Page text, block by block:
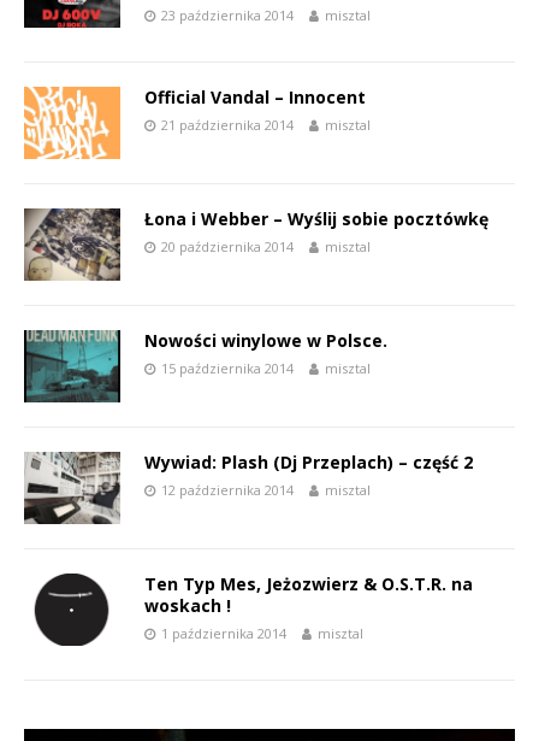
23 października 2014 misztal
Official Vandal – Innocent
21 października 2014 misztal
Łona i Webber – Wyślij sobie pocztówkę
20 października 2014 misztal
Nowości winylowe w Polsce.
15 października 2014 misztal
Wywiad: Plash (Dj Przeplach) – część 2
12 października 2014 misztal
Ten Typ Mes, Jeżozwierz & O.S.T.R. na
woskach !
1 października 2014 misztal